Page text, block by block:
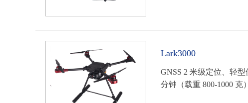
Lark3000
GNSS 2 米级定位、轻
分钟（载重 800-1000 克）